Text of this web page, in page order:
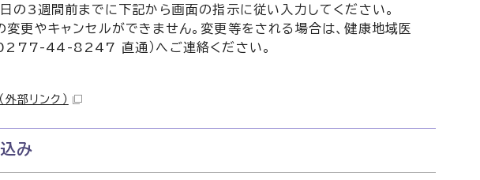
の3週間前までに下記から画面の指示に従い入力してください。
更やキャンセルができません。変更等をされる場合は、健康地域医
0277-44-8247 直通）へご連絡ください。
（外部リンク）
み